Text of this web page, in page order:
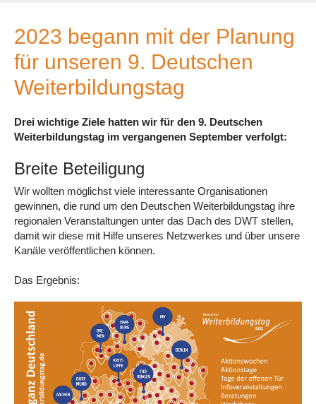
2023 begann mit der Planung
für unseren 9. Deutschen
Weiterbildungstag
Drei wichtige Ziele hatten wir für den 9. Deutschen
Weiterbildungstag im vergangenen September verfolgt:
Breite Beteiligung
Wir wollten möglichst viele interessante Organisationen
gewinnen, die rund um den Deutschen Weiterbildungstag ihre
regionalen Veranstaltungen unter das Dach des DWT stellen,
damit wir diese mit Hilfe unseres Netzwerkes und über unsere
Kanäle veröffentlichen können.
Das Ergebnis: